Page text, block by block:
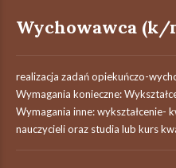
Wychowawca (k/
realizacja zadań opiekuńczo-
Wymagania konieczne:
Wymagania inne: wykształcenie-
nauczycieli oraz studia lub kurs